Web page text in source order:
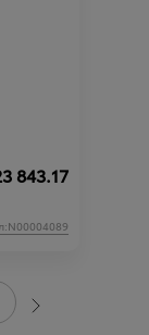
843.17